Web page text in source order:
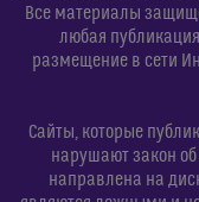
Все материалы
любая
размещение в сети
Сайты, которые
нарушают закон об
направлена на